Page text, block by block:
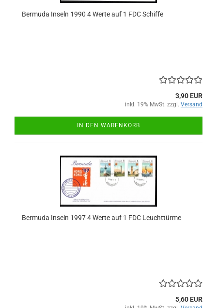
Bermuda Inseln 1990 4 Werte auf 1 FDC Schiffe
3,90 EUR
inkl. 19% MwSt. zzgl. Versand
IN DEN WARENKORB
Bermuda Inseln 1997 4 Werte auf 1 FDC Leuchttürme
5,60 EUR